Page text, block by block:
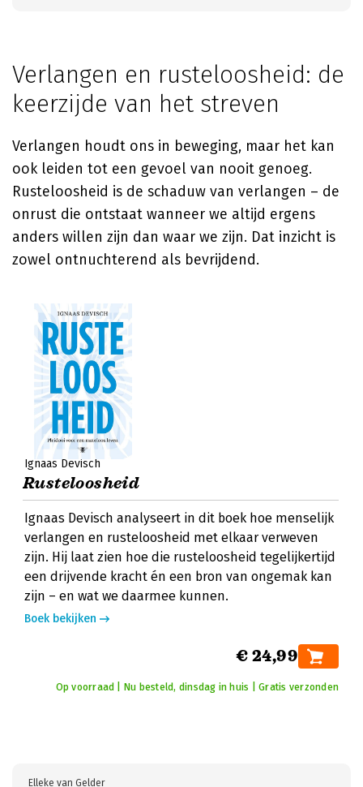
Verlangen en rusteloosheid: de
keerzijde van het streven
Verlangen houdt ons in beweging, maar het kan
ook leiden tot een gevoel van nooit genoeg.
Rusteloosheid is de schaduw van verlangen – de
onrust die ontstaat wanneer we altijd ergens
anders willen zijn dan waar we zijn. Dat inzicht is
zowel ontnuchterend als bevrijdend.
Ignaas Devisch
Rusteloosheid
Ignaas Devisch analyseert in dit boek hoe menselijk
verlangen en rusteloosheid met elkaar verweven
zijn. Hij laat zien hoe die rusteloosheid tegelijkertijd
een drijvende kracht én een bron van ongemak kan
zijn – en wat we daarmee kunnen.
Boek bekijken
€ 24,99
Op voorraad | Nu besteld, dinsdag in huis | Gratis verzonden
Elleke van Gelder